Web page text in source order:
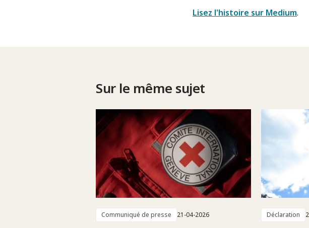
Lisez l'histoire sur Medium.
Sur le même sujet
Communiqué de presse 21-04-2026 Déclaration